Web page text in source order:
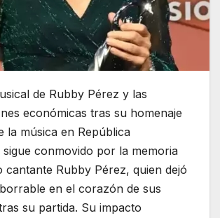
de Rubby Pérez y las
económicas tras su homenaje
la música en República
sigue conmovido por la memoria
cantante Rubby Pérez, quien dejó
en el corazón de sus
su partida. Su impacto